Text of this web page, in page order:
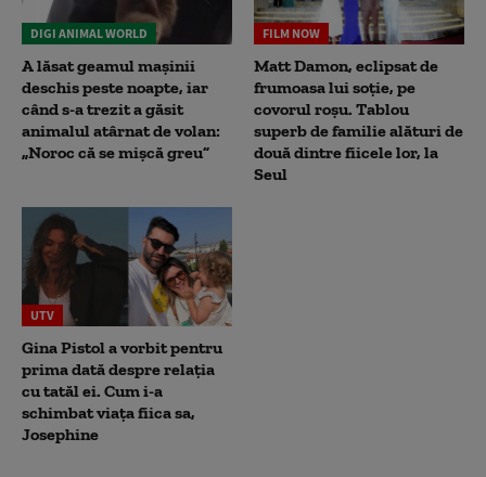
DIGI ANIMAL WORLD
A lăsat geamul mașinii
deschis peste noapte, iar
când s-a trezit a găsit
animalul atârnat de volan:
„Noroc că se mișcă greu”
FILM NOW
Matt Damon, eclipsat de
frumoasa lui soție, pe
covorul roșu. Tablou
superb de familie alături de
două dintre fiicele lor, la
Seul
UTV
Gina Pistol a vorbit pentru
prima dată despre relația
cu tatăl ei. Cum i-a
schimbat viața fiica sa,
Josephine